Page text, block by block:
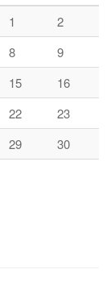
1
2
8
9
15
16
22
23
29
30